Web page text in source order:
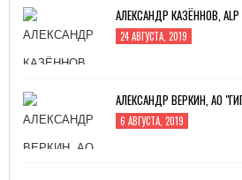
АЛЕКСАНДР КАЗЁННОВ, ALP
24 АВГУСТА, 2019
АЛЕКСАНДР ВЕРКИН, АО
6 АВГУСТА, 2019